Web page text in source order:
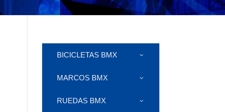
BICICLETAS BMX
MARCOS BMX
RUEDAS BMX